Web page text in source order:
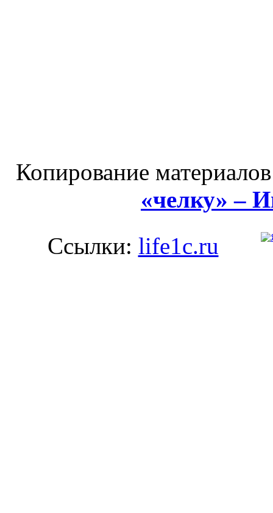
Копирование
«челку» –
Ссылки: life1c.ru